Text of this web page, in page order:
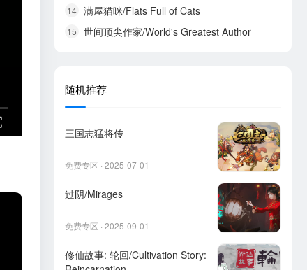
14 满屋猫咪/Flats Full of Cats
15 世间顶尖作家/World's Greatest Author
随机推荐
三国志猛将传
免费专区 · 2025-07-01
过阴/Mirages
免费专区 · 2025-09-01
修仙故事: 轮回/Cultivation Story: